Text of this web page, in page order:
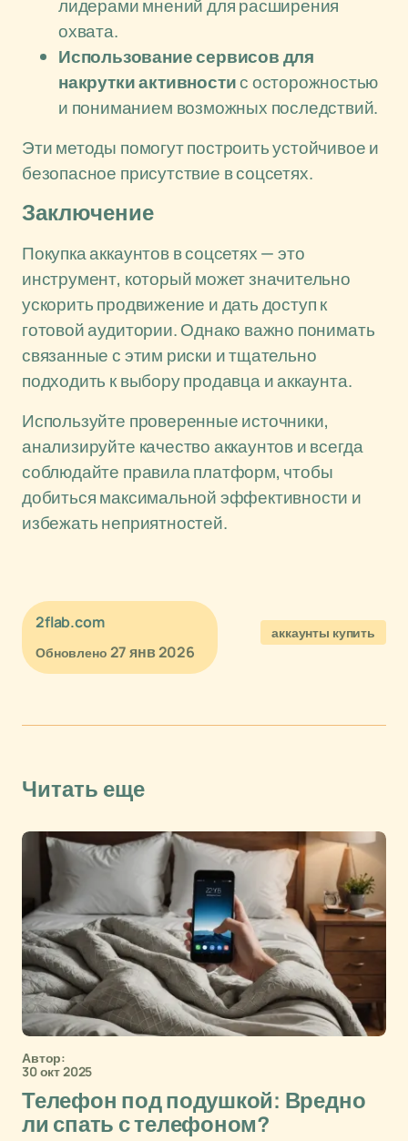
лидерами мнений для расширения
охвата.
Использование сервисов для
накрутки активностис осторожностью
и пониманием возможных последствий.
Эти методы помогут построить устойчивое и
безопасное присутствие в соцсетях.
Заключение
Покупка аккаунтов в соцсетях — это
инструмент, который может значительно
ускорить продвижение и дать доступ к
готовой аудитории. Однако важно понимать
связанные с этим риски и тщательно
подходить к выбору продавца и аккаунта.
Используйте проверенные источники,
анализируйте качество аккаунтов и всегда
соблюдайте правила платформ, чтобы
добиться максимальной эффективности и
избежать неприятностей.
2flab.com
Обновлено 27 янв 2026
аккаунты купить
Читать еще
Автор:
30 окт 2025
Телефон под подушкой: Вредно
ли спать с телефоном?